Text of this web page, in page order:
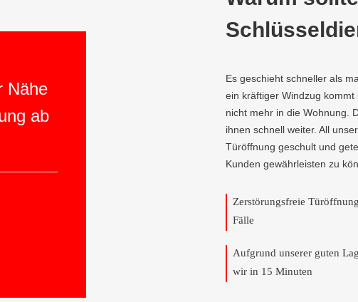
Nähe
ab
Es geschieht schneller als
ein kräftiger Windzug
nicht mehr in die Wohnung.
ihnen schnell weiter. All
Türöffnung geschult und
Kunden gewährleisten zu
Zerstörungsfreie
Fälle
Aufgrund unserer guten
wir in 15 Minuten